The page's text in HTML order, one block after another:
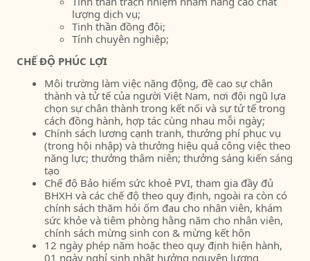
lượng dịch vụ;
Tinh thần đồng đội;
Tính chuyên nghiệp;
CHẾ ĐỘ PHÚC LỢI
Môi trường làm việc năng động, đề cao sự chân
thành và tử tế của người Việt Nam, nơi đội ngũ lựa
chọn sự chân thành trong kết nối và sự tử tế trong
cách đồng hành, hợp tác cùng nhau mỗi ngày;
Chính sách lương cạnh tranh, thưởng phí phục vụ
(trong hội nhập) và thưởng hiệu quả công việc theo
năng lực; thưởng thâm niên; thưởng sáng kiến sáng
tạo
Chế độ Bảo hiểm sức khoẻ PVI, tham gia đầy đủ
BHXH và các chế độ theo quy định, ngoài ra còn có
chính sách thăm hỏi ốm đau cho nhân viên, khám
sức khỏe và tiêm phòng hằng năm cho nhân viên,
chính sách mừng sinh con & mừng kết hôn
12 ngày phép năm hoặc theo quy định hiện hành,
01 ngày nghỉ sinh nhật hưởng nguyên lương